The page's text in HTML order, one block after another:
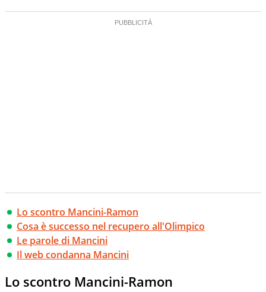
Lo scontro Mancini-Ramon
Cosa è successo nel recupero all'Olimpico
Le parole di Mancini
Il web condanna Mancini
Lo scontro Mancini-Ramon